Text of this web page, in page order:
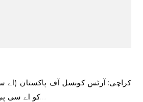
کراچی: آرٹس کونسل آف پاکستان (اے سی پی) کراچی نے اتوار
کو اے سی پی کے جون ایلیا لان میں…